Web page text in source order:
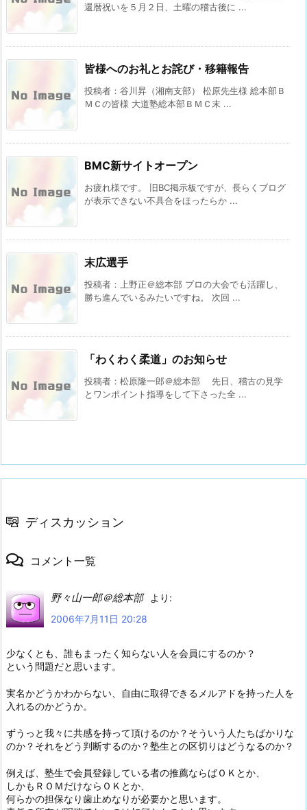
還暦祝いを５月２日、土曜の稽古後に ...
皆様へのお礼とお詫び・移籍報告
投稿者：谷川昇（湘南支部） 松原先生様 総本部Ｂ
ＭＣの皆様 大道塾総本部ＢＭＣ末 ...
BMC新サイトオープン
お疲れ様です。 旧BC掲示板ですが、長らくブログ
が表示できない不具合をほったらか ...
末広選手
投稿者：上野正＠総本部 プロの大会でも活躍し、
勝ち進んでいるみたいですね。 次回 ...
「わくわく柔道」のお知らせ
投稿者：松原隆一郎＠総本部 先日、稽古の見学
とワンポイント指導をして下さった全 ...
ディスカッション
コメント一覧
野々山一郎＠総本部
より:
2006年7月11日 20:28
少なくとも、誰もまったく知らない人を会員にするのか？
という問題だと思います。
実名かどうかわからない、自由に取得できるメルアドを持った人を
入れるのかどうか。
ずうっと我々に共感を持って頂けるのか？そういう人たちばかりな
のか？それをどう判断するのか？塾生との区切りはどうなるのか？
例えば、塾生で会員登録している者の推薦ならばＯＫとか、
しかもＲＯＭだけならＯＫとか、
何らかの担保なり歯止めなりが必要かと思います。